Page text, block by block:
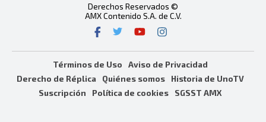
Derechos Reservados ©
AMX Contenido S.A. de C.V.
Términos de Uso
Aviso de Privacidad
Derecho de Réplica
Quiénes somos
Historia de UnoTV
Suscripción
Política de cookies SGSST AMX